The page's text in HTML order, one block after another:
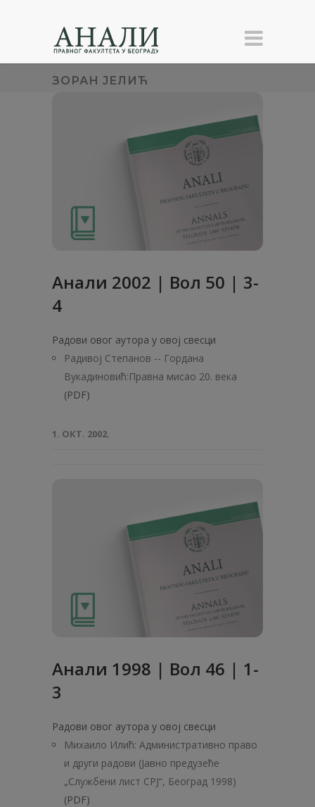
ЗОРАН ЈЕЛИЋ
Анали 2002 | Вол 50 | 3-
4
Радови овог аутора у овој свесци
Радивој Степанов -- Гордана
Вукадиновић:Правна мисао 20. века
(PDF)
1. ОКТ. 2002.
Анaли 1998 | Вол 46 | 1-
3
Радови овог аутора у овој свесци
Михаило Илић: Административно право
и други радови (Јавно предузеће
„Службени лист СРЈ“, Београд 1998)
(PDF)